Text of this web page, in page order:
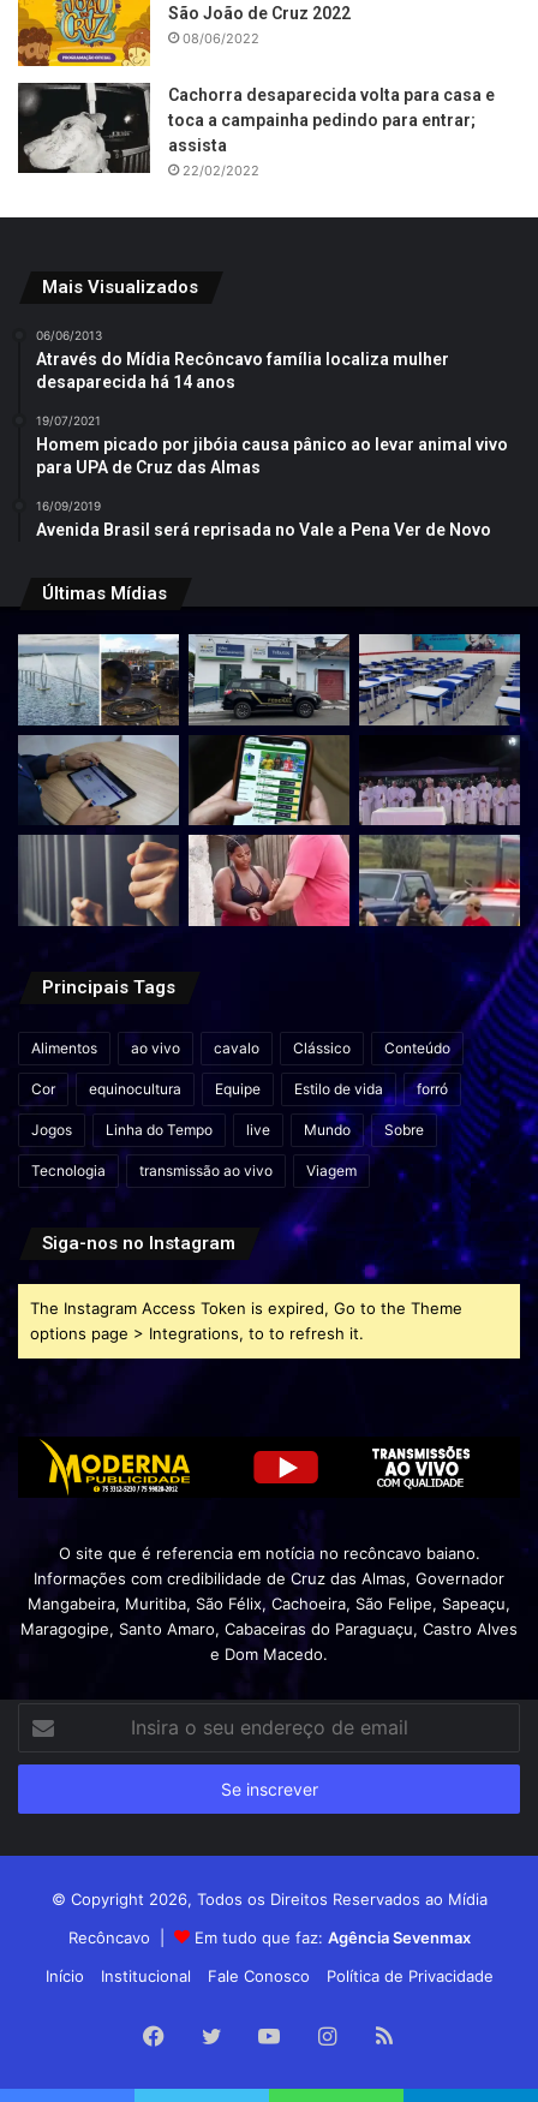
São João de Cruz 2022
08/06/2022
Cachorra desaparecida volta para casa e
toca a campainha pedindo para entrar;
assista
22/02/2022
Mais Visualizados
06/06/2013
Através do Mídia Recôncavo família localiza mulher
desaparecida há 14 anos
19/07/2021
Homem picado por jibóia causa pânico ao levar animal vivo
para UPA de Cruz das Almas
16/09/2019
Avenida Brasil será reprisada no Vale a Pena Ver de Novo
Últimas Mídias
Principais Tags
Alimentos ao vivo cavalo Clássico Conteúdo
Cor equinocultura Equipe Estilo de vida forró
Jogos Linha do Tempo live Mundo Sobre
Tecnologia transmissão ao vivo Viagem
Siga-nos no Instagram
The Instagram Access Token is expired, Go to the Theme
options page > Integrations, to to refresh it.
O site que é referencia em notícia no recôncavo baiano.
Informações com credibilidade de Cruz das Almas, Governador
Mangabeira, Muritiba, São Félix, Cachoeira, São Felipe, Sapeaçu,
Maragogipe, Santo Amaro, Cabaceiras do Paraguaçu, Castro Alves
e Dom Macedo.
seu
de
© Copyright 2026, Todos os Direitos Reservados ao Mídia
Recôncavo |
Em tudo que faz: Agência Sevenmax
Início
Institucional Fale Conosco Política de Privacidade
Facebook
TwitterYouTubeInstagram
RSS